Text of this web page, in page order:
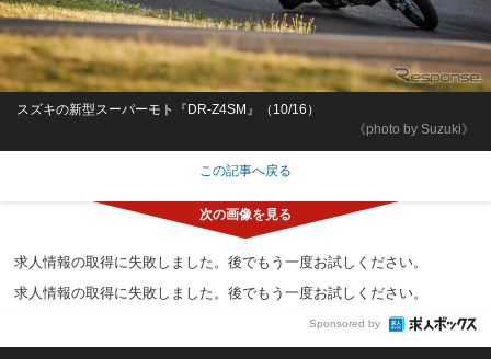
《photo by Suzuki》
スズキの新型スーパーモト『DR-Z4SM』（10/16）
この記事へ戻る
求人情報の取得に失敗しました。後でもう一度お試しください。
求人情報の取得に失敗しました。後でもう一度お試しください。
Sponsored by